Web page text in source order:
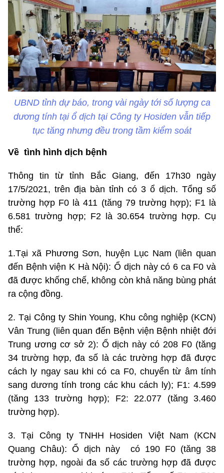
UBND tỉnh dự báo, trong vài ngày tới số lượng ca
dương tính tại ổ dịch tại Công ty Hosiden vẫn tiếp
tục tăng nhưng đều trong tầm kiểm soát
Về tình hình dịch bệnh
Thông tin từ tỉnh Bắc Giang, đến 17h30 ngày
17/5/2021, trên địa bàn tỉnh có 3 ổ dịch. Tổng số
trường hợp F0 là 411 (tăng 79 trường hợp); F1 là
6.581 trường hợp; F2 là 30.654 trường hợp. Cụ
thể:
1.Tại xã Phương Sơn, huyện Lục Nam (liên quan
đến Bệnh viện K Hà Nội): Ổ dịch này có 6 ca F0 và
đã được khống chế, không còn khả năng bùng phát
ra cộng đồng.
2. Tại Công ty Shin Young, Khu công nghiệp (KCN)
Vân Trung (liên quan đến Bệnh viện Bệnh nhiệt đới
Trung ương cơ sở 2): Ổ dịch này có 208 F0 (tăng
34 trường hợp, đa số là các trường hợp đã được
cách ly ngay sau khi có ca F0, chuyển từ âm tính
sang dương tính trong các khu cách ly); F1: 4.599
(tăng 133 trường hợp); F2: 22.077 (tăng 3.460
trường hợp).
3. Tại Công ty TNHH Hosiden Việt Nam (KCN
Quang Châu): Ổ dịch này có 190 F0 (tăng 38
trường hợp, ngoài đa số các trường hợp đã được